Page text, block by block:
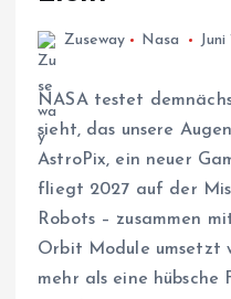
Zuseway Nasa Juni
NASA testet
sieht, das unsere
AstroPix, ein neuer
fliegt 2027 auf der
Robots – zusammen
Orbit Module umsetzt
mehr als eine hübsche